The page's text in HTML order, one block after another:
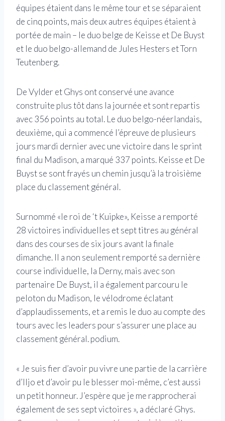
équipes étaient dans le même tour et se séparaient
de cinq points, mais deux autres équipes étaient à
portée de main – le duo belge de Keisse et De Buyst
et le duo belgo-allemand de Jules Hesters et Torn
Teutenberg.
De Vylder et Ghys ont conservé une avance
construite plus tôt dans la journée et sont repartis
avec 356 points au total. Le duo belgo-néerlandais,
deuxième, qui a commencé l’épreuve de plusieurs
jours mardi dernier avec une victoire dans le sprint
final du Madison, a marqué 337 points. Keisse et De
Buyst se sont frayés un chemin jusqu’à la troisième
place du classement général.
Surnommé «le roi de ‘t Kuipke», Keisse a remporté
28 victoires individuelles et sept titres au général
dans des courses de six jours avant la finale
dimanche. Il a non seulement remporté sa dernière
course individuelle, la Derny, mais avec son
partenaire De Buyst, il a également parcouru le
peloton du Madison, le vélodrome éclatant
d’applaudissements, et a remis le duo au compte des
tours avec les leaders pour s’assurer une place au
classement général. podium.
« Je suis fier d’avoir pu vivre une partie de la carrière
d’Iljo et d’avoir pu le blesser moi-même, c’est aussi
un petit honneur. J’espère que je me rapprocherai
également de ses sept victoires », a déclaré Ghys.